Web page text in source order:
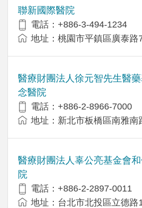
聯新國際醫院
電話：+886-3-494-1234
地址：桃園市平鎮區廣泰路
醫療財團法人徐元智先生醫
念醫院
電話：+886-2-8966-7000
地址：新北市板橋區南雅南
醫療財團法人辜公亮基金會
院
電話：+886-2-2897-0011
地址：台北市北投區立德路